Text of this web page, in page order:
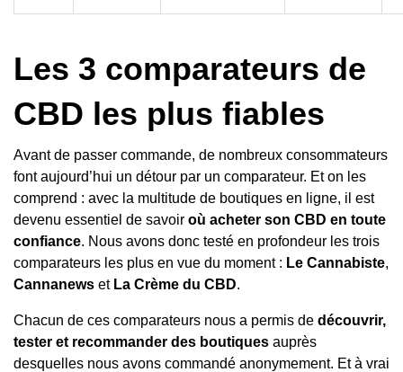
Les 3 comparateurs de
CBD les plus fiables
Avant de passer commande, de nombreux consommateurs
font aujourd’hui un détour par un comparateur. Et on les
comprend : avec la multitude de boutiques en ligne, il est
devenu essentiel de savoir où acheter son CBD en toute
confiance. Nous avons donc testé en profondeur les trois
comparateurs les plus en vue du moment : Le Cannabiste,
Cannanews et La Crème du CBD.
Chacun de ces comparateurs nous a permis de découvrir,
tester et recommander des boutiques auprès
desquelles nous avons commandé anonymement. Et à vrai